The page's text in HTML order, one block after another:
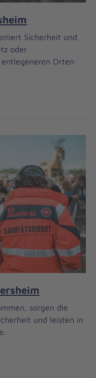
Sicherheit und
oder
Orten
sorgen die
und leisten in